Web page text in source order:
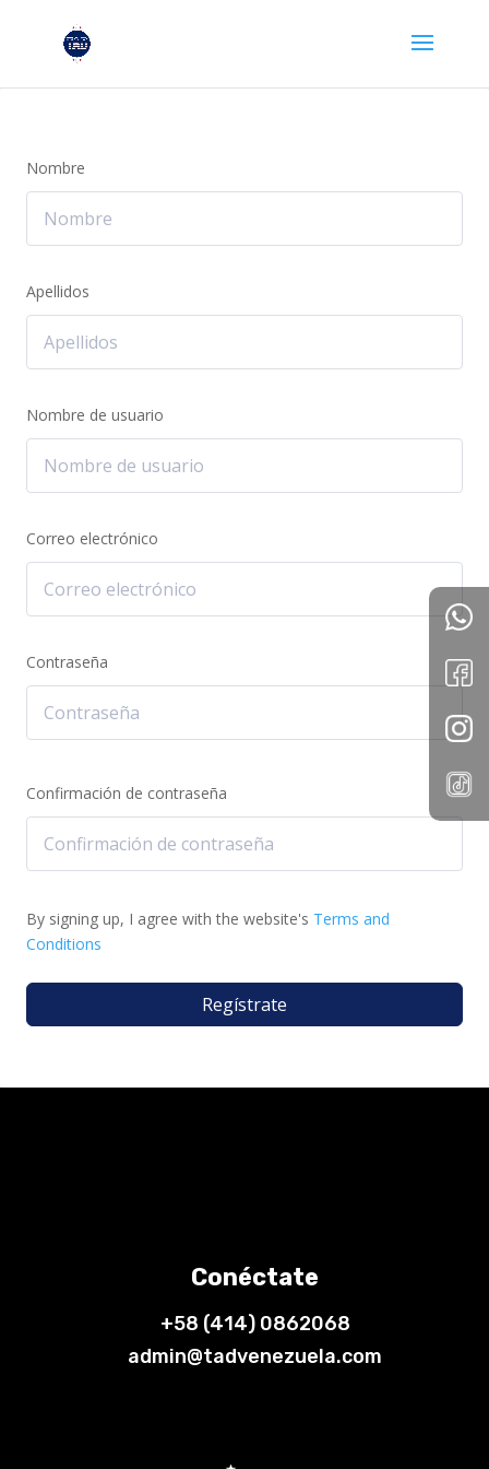
Nombre
Apellidos
Nombre de usuario
Correo electrónico
Contraseña
Confirmación de contraseña
By signing up, I agree with the website's Terms and
Conditions
Regístrate
Conéctate
+58 (414) 0862068
admin@tadvenezuela.com